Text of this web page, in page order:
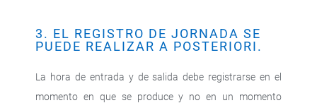
3. EL REGISTRO DE JORNADA SE
PUEDE REALIZAR A POSTERIORI.
La hora de entrada y de salida debe registrarse en el
momento en que se produce y no en un momento